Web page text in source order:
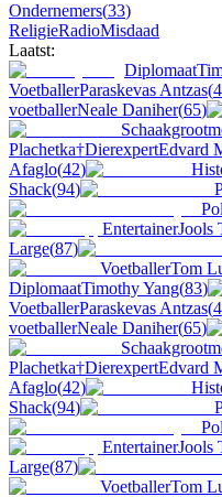
Ondernemers(33)
ReligieRadioMisdaad
Laatst:
Diplomaat
VoetballerParaskevas Antzas(
voetballerNeale Daniher(65)
Plachetka†DierexpertEdvard
Afaglo(42)
Shack(94)
EntertainerJools
Large(87)
VoetballerTom
DiplomaatTimothy Yang(83)
VoetballerParaskevas Antzas(
voetballerNeale Daniher(65)
Plachetka†DierexpertEdvard
Afaglo(42)
Shack(94)
EntertainerJools
Large(87)
VoetballerTom